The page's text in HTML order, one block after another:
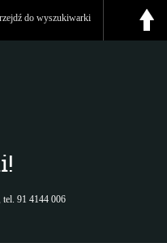
do wyszukiwarki
91 4144 006